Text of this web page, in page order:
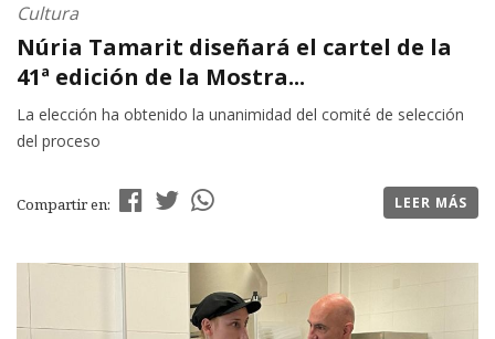
Cultura
Núria Tamarit diseñará el cartel de la
41ª edición de la Mostra...
La elección ha obtenido la unanimidad del comité de selección
del proceso
Compartir en: LEER MÁS